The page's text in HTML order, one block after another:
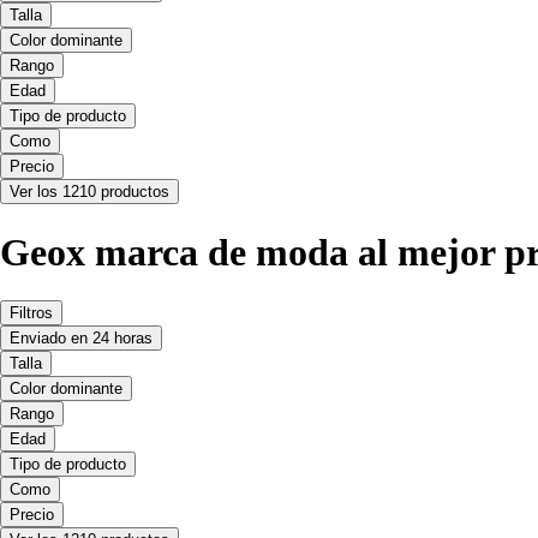
Talla
Color dominante
Rango
Edad
Tipo de producto
Como
Precio
Ver los 1210 productos
Geox marca de moda al mejor
Filtros
Enviado en 24 horas
Talla
Color dominante
Rango
Edad
Tipo de producto
Como
Precio